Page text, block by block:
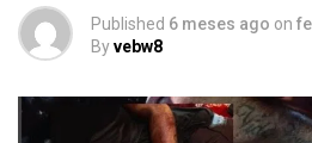
Published 6 meses ago on
Byvebw8